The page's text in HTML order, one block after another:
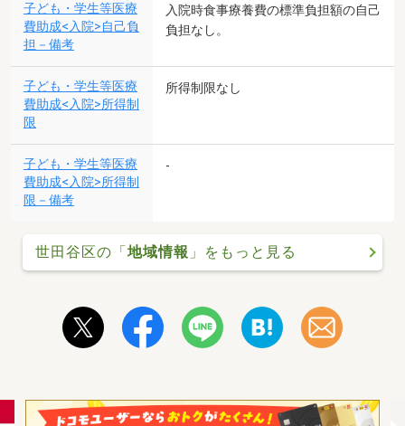
子ども・学生等医療
費助成<入院>自己負
担－備考
入院時食事療養費の標準負担額の自己
負担なし。
子ども・学生等医療
費助成<入院>所得制
限
所得制限なし
子ども・学生等医療
費助成<入院>所得制
限－備考
-
世田谷区の「地域情報 」をもっと見る